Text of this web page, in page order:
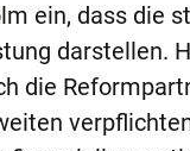
ein, dass die
darstellen.
die